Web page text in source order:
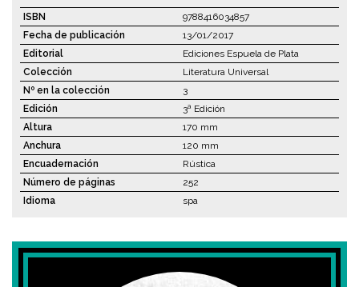
ISBN
9788416034857
Fecha de publicación
13/01/2017
Editorial
Ediciones Espuela de Plata
Colección
Literatura Universal
Nº en la colección
3
Edición
3ª Edición
Altura
170 mm
Anchura
120 mm
Encuadernación
Rústica
Número de páginas
252
Idioma
spa